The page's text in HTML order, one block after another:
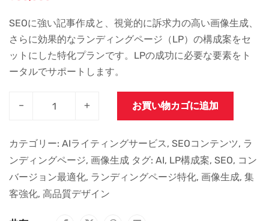
SEOに強い記事作成と、視覚的に訴求力の高い画像生成、
さらに効果的なランディングページ（LP）の構成案をセ
ットにした特化プランです。LPの成功に必要な要素をト
ータルでサポートします。
– + お買い物カゴに追加
カテゴリー: AIライティングサービス, SEOコンテンツ, ラ
ンディングページ, 画像生成 タグ: AI, LP構成案, SEO, コン
バージョン最適化, ランディングページ特化, 画像生成, 集
客強化, 高品質デザイン